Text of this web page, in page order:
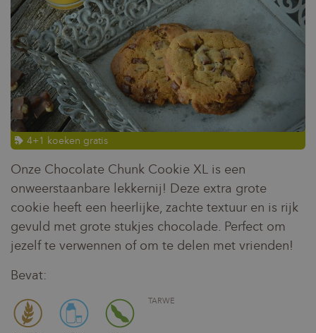
4+1 koeken gratis
Onze Chocolate Chunk Cookie XL is een
onweerstaanbare lekkernij! Deze extra grote
cookie heeft een heerlijke, zachte textuur en is rijk
gevuld met grote stukjes chocolade. Perfect om
jezelf te verwennen of om te delen met vrienden!
Bevat:
TARWE